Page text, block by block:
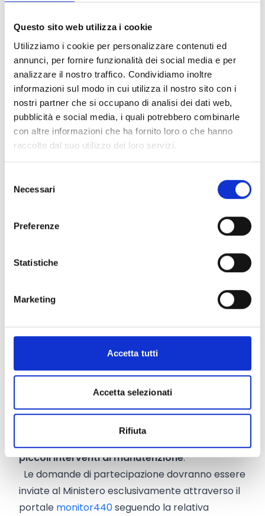
Questo sito web utilizza i cookie
Utilizziamo i cookie per personalizzare contenuti ed
annunci, per fornire funzionalità dei social media e per
analizzare il nostro traffico. Condividiamo inoltre
informazioni sul modo in cui utilizza il nostro sito con i
nostri partner che si occupano di analisi dei dati web,
pubblicità e social media, i quali potrebbero combinarle
con altre informazioni che ha fornito loro o che hanno
raccolto dal suo utilizzo dei loro servizi.
delNecessari
Preferenze
Statistiche
Marketing
Accetta tutti
Accetta selezionati
Rifiuta
almeno 1dei seguenti soggetti:
associazioni sportive dilettantisticheanche
non riconosciute;
associazioni sportive con personalità
giuridica;
società sportive dilettantistiche senza scopo
di lucro costituite nella forma di società di
capitale o di società cooperativa;
enti di promozione sportivariconosciuti dal
federazioni sportive
riconosciute dal CONI;
(Onlus).
Spese ammissibili
Sono ritenuti ammissibili i costi relativi a spese
coordinamento e progettazione; segreteria e
gestione amministrativa. L'importo di tali spese
non può superare il 3% delle spese complessive
vitto,alloggio e trasporto;
attrezzature, materiali, forniture di beni e
servizispecifici per il progetto;
attività previste dal progetto
piccoli interventi di manutenzione.
Le domande di partecipazione dovranno essere
inviate al Ministero esclusivamente attraverso il
portale monitor440seguendo la relativa